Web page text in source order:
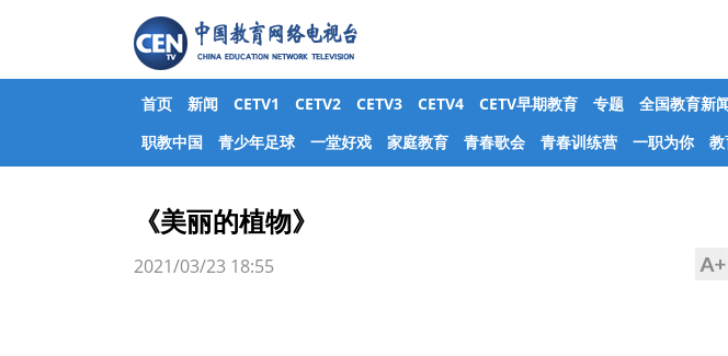
首页 新闻 CETV1 CETV2 CETV3 CETV4 CETV早期教育 专题 全国教育新
职教中国
青少年足球 一堂好戏 家庭教育 青春歌会 青春训练营 一职为你
《美丽的植物》
2021/03/23 18:55